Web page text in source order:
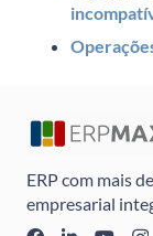
ERP com mais
empresarial